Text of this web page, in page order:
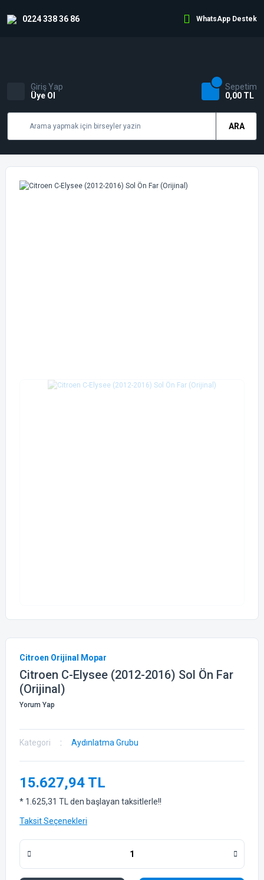
0224 338 36 86 WhatsApp Destek
ARA
Giriş Yap
Üye Ol
Sepetim
0,00 TL
Citroen Orijinal Mopar
Citroen C-Elysee (2012-2016) Sol Ön Far
(Orijinal)
Yorum Yap
Kategori Aydınlatma Grubu
15.627,94 TL
* 1.625,31 TL den başlayan taksitlerle!!
Taksit Seçenekleri